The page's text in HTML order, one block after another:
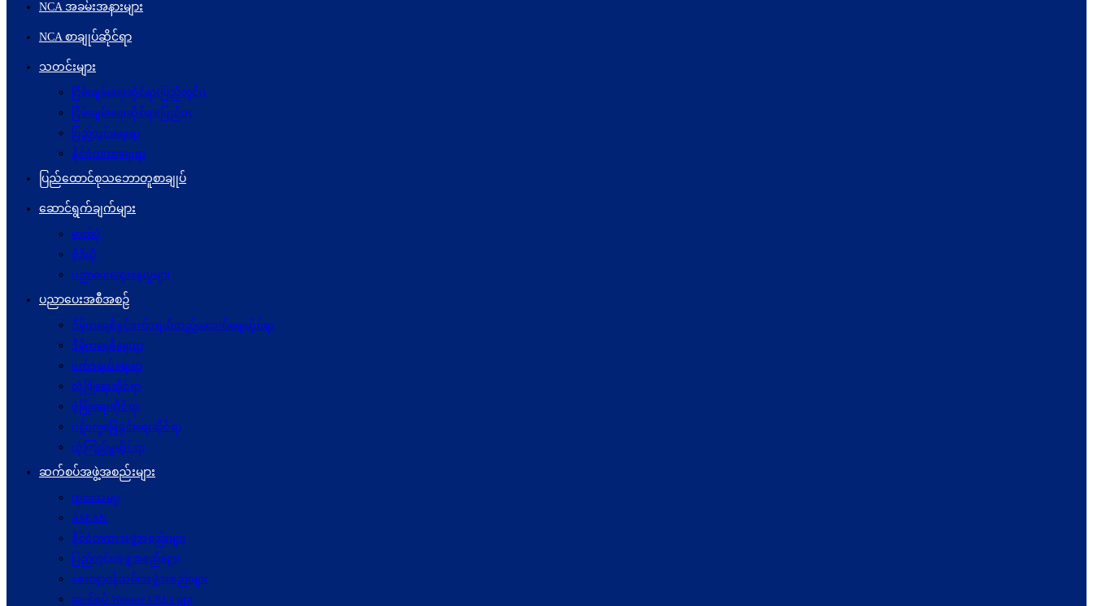
NCA အခမ်းအနားများ
NCA စာချုပ်ဆိုင်ရာ
သတင်းများ
ငြိမ်းချမ်းရေးဆိုင်ရာ(ပြည်တွင်း)
ငြိမ်းချမ်းရေးဆိုင်ရာ(ပြည်ပ)
ပြည်တွင်းရေးရာ
နိုင်ငံတကာရေးရာ
ပြည်ထောင်စုသဘောတူစာချုပ်
ဆောင်ရွက်ချက်များ
ဓာတ်ပုံ
ဗွီဒီယို
ပညာပေးဆွေးနွေးမှုများ
ပညာပေးအစီအစဉ်
ဒီမိုကရေစီနှင့်ဖက်ဒရယ်တည်ဆောက်ရေးဆိုင်ရာ
ဒီမိုကရေစီရေးရာ
ဖက်ဒရယ်ရေးရာ
လုံခြုံရေးဆိုင်ရာ
ဖွံဖြိုးရေးဆိုင်ရာ
ပဋိပက္ခ‌ဖြေရှင်းရေးဆိုင်ရာ
ယုံကြည်မှုဆိုင်ရာ
ဆက်စပ်အဖွဲ့အစည်းများ
ကုလသမဂ္ဂ
ASEAN
နိုင်ငံတကာအဖွဲ့အစည်းများ
ပြည်တွင်းအဖွဲ့အစည်းများ
စေတနာ့ဝန်ထမ်းအဖွဲ့အစည်းများ
ဆက်စပ် Website URLs များ